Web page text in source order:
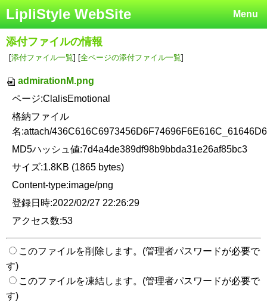
Menu
LipliStyle WebSite
添付ファイルの情報
[添付ファイル一覧] [全ページの添付ファイル一覧]
admirationM.png
ページ:ClalisEmotional
格納ファイル
名:attach/
MD5ハッシュ値:7d4a4de389df98b9bbda31e26af85bc3
サイズ:1.8KB (1865 bytes)
Content-type:image/png
登録日時:2022/02/27 22:26:29
アクセス数:53
このファイルを削除します。(管理者パスワードが必要で
す)
このファイルを凍結します。(管理者パスワードが必要で
す)